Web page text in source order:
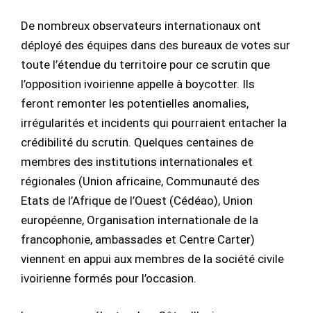
De nombreux observateurs internationaux ont
déployé des équipes dans des bureaux de votes sur
toute l’étendue du territoire pour ce scrutin que
l’opposition ivoirienne appelle à boycotter. Ils
feront remonter les potentielles anomalies,
irrégularités et incidents qui pourraient entacher la
crédibilité du scrutin. Quelques centaines de
membres des institutions internationales et
régionales (Union africaine, Communauté des
Etats de l’Afrique de l’Ouest (Cédéao), Union
européenne, Organisation internationale de la
francophonie, ambassades et Centre Carter)
viennent en appui aux membres de la société civile
ivoirienne formés pour l’occasion.